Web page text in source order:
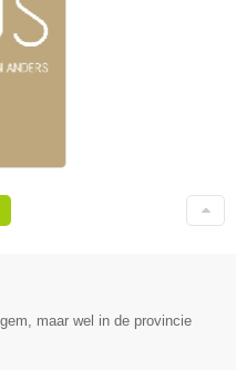
maar wel in de provincie